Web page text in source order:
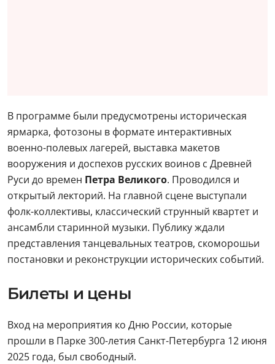
В программе были предусмотрены историческая
ярмарка, фотозоны в формате интерактивных
военно-полевых лагерей, выставка макетов
вооружения и доспехов русских воинов с Древней
Руси до времен Петра Великого. Проводился и
открытый лекторий. На главной сцене выступали
фолк-коллективы, классический струнный квартет и
ансамбли старинной музыки. Публику ждали
представления танцевальных театров, скоморошьи
постановки и реконструкции исторических событий.
Билеты и цены
Вход на мероприятия ко Дню России, которые
прошли в Парке 300-летия Санкт-Петербурга 12 июня
2025 года, был свободный.